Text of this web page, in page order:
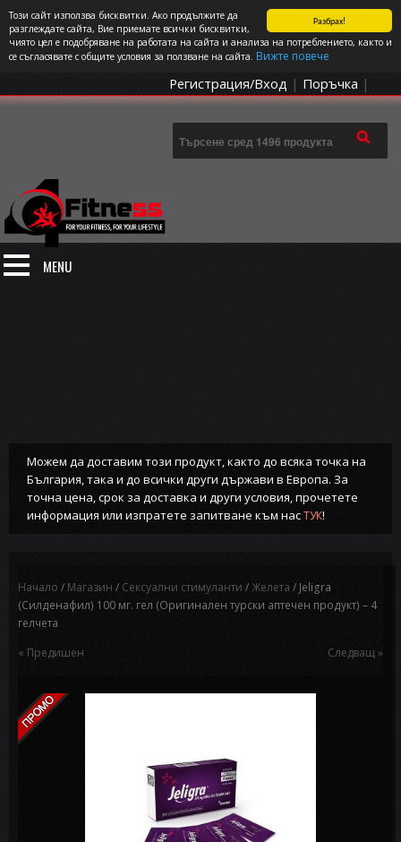
Разбрах!
Този сайт използва бисквитки. Ако продължите да
разглеждате сайта, Вие приемате всички бисквитки,
чиято цел е подобряване на работата на сайта и анализа на потреблението, както и
се съгласявате с общите условия за ползване на сайта. Вижте повече
СПОРТЪТ И ДОБАВКИТЕ КАТО НАЧИН НА ЖИВОТ
0 артикула Цена: 0.00€
Регистрация/Вход | Поръчка |
MENU
Можем да доставим този продукт, както до всяка точка на
България, така и до всички други държави в Европа. За
точна цена, срок за доставка и други условия, прочетете
информация или изпратете запитване към насТУК!
Начало / Магазин / Сексуални стимуланти / Желета / Jeligra
(Силденафил) 100 мг. гел (Оригинален турски аптечен продукт) – 4
гелчета
« Предишен
Следващ »